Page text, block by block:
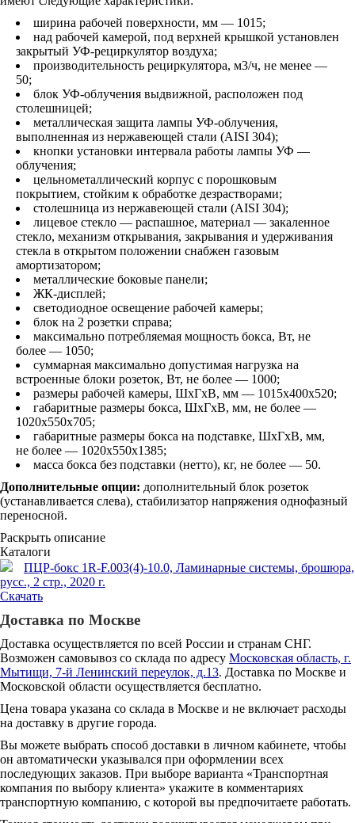
ширина рабочей поверхности, мм — 1015;
над рабочей камерой, под верхней крышкой установлен
закрытый УФ-рециркулятор воздуха;
производительность рециркулятора, м3/ч, не менее —
50;
блок УФ-облучения выдвижной, расположен под
столешницей;
металлическая защита лампы УФ-облучения,
выполненная из нержавеющей стали (AISI 304);
кнопки установки интервала работы лампы УФ —
облучения;
цельнометаллический корпус с порошковым
покрытием, стойким к обработке дезрастворами;
столешница из нержавеющей стали (AISI 304);
лицевое стекло — распашное, материал — закаленное
стекло, механизм открывания, закрывания и удерживания
стекла в открытом положении снабжен газовым
амортизатором;
металлические боковые панели;
ЖК-дисплей;
светодиодное освещение рабочей камеры;
блок на 2 розетки справа;
максимально потребляемая мощность бокса, Вт, не
более — 1050;
суммарная максимально допустимая нагрузка на
встроенные блоки розеток, Вт, не более — 1000;
размеры рабочей камеры, ШхГхВ, мм — 1015х400х520;
габаритные размеры бокса, ШхГхВ, мм, не более —
1020х550х705;
габаритные размеры бокса на подставке, ШхГхВ, мм,
не более — 1020х550х1385;
масса бокса без подставки (нетто), кг, не более — 50.
Дополнительные опции: дополнительный блок розеток
(устанавливается слева), стабилизатор напряжения однофазный
переносной.
Раскрыть описание
Каталоги
ПЦР-бокс 1R-F.003(4)-10.0, Ламинарные системы, брошюра,
русс., 2 стр., 2020 г.
Скачать
Доставка по Москве
Доставка осуществляется по всей России и странам СНГ.
Возможен самовывоз со склада по адресу Московская область, г.
Мытищи, 7-й Ленинский переулок, д.13. Доставка по Москве и
Московской области осуществляется бесплатно.
Цена товара указана со склада в Москве и не включает расходы
на доставку в другие города.
Вы можете выбрать способ доставки в личном кабинете, чтобы
он автоматически указывался при оформлении всех
последующих заказов. При выборе варианта «Транспортная
компания по выбору клиента» укажите в комментариях
транспортную компанию, с которой вы предпочитаете работать.